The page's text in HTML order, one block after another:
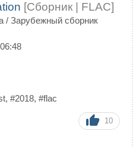
[Сборник | FLAC]
/ Зарубежный сборник
, #2018, #flac
10